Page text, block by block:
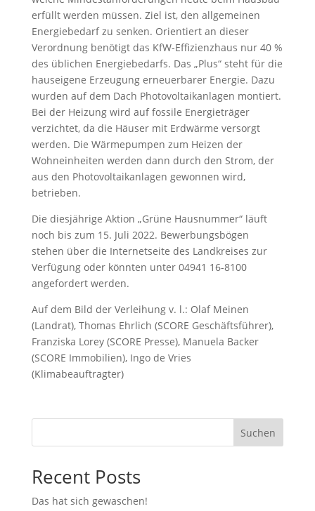
erfüllt werden müssen. Ziel ist, den allgemeinen
Energiebedarf zu senken. Orientiert an dieser
Verordnung benötigt das KfW-Effizienzhaus nur 40 %
des üblichen Energiebedarfs. Das „Plus“ steht für die
hauseigene Erzeugung erneuerbarer Energie. Dazu
wurden auf dem Dach Photovoltaikanlagen montiert.
Bei der Heizung wird auf fossile Energieträger
verzichtet, da die Häuser mit Erdwärme versorgt
werden. Die Wärmepumpen zum Heizen der
Wohneinheiten werden dann durch den Strom, der
aus den Photovoltaikanlagen gewonnen wird,
betrieben.
Die diesjährige Aktion „Grüne Hausnummer“ läuft
noch bis zum 15. Juli 2022. Bewerbungsbögen
stehen über die Internetseite des Landkreises zur
Verfügung oder könnten unter 04941 16-8100
angefordert werden.
Auf dem Bild der Verleihung v. l.: Olaf Meinen
(Landrat), Thomas Ehrlich (SCORE Geschäftsführer),
Franziska Lorey (SCORE Presse), Manuela Backer
(SCORE Immobilien), Ingo de Vries
(Klimabeauftragter)
Suchen
Recent Posts
Das hat sich gewaschen!